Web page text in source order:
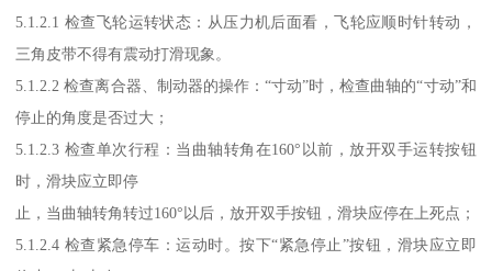
5.1.2.1 检查飞轮运转状态：从压力机后面看，飞轮应顺时针转动，
三角皮带不得有震动打滑现象。
5.1.2.2 检查离合器、制动器的操作：“寸动”时，检查曲轴的“寸动”和
停止的角度是否过大；
5.1.2.3 检查单次行程：当曲轴转角在160°以前，放开双手运转按钮
时，滑块应立即停
止，当曲轴转角转过160°以后，放开双手按钮，滑块应停在上死点；
5.1.2.4 检查紧急停车：运动时。按下“紧急停止”按钮，滑块应立即